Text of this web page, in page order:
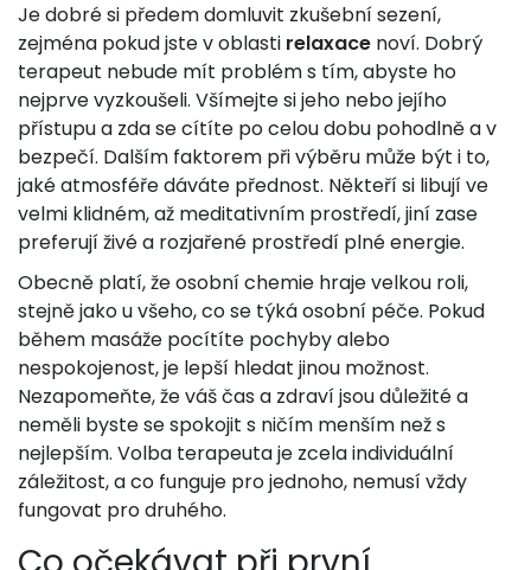
Je dobré si předem domluvit zkušební sezení,
zejména pokud jste v oblasti relaxace noví. Dobrý
terapeut nebude mít problém s tím, abyste ho
nejprve vyzkoušeli. Všímejte si jeho nebo jejího
přístupu a zda se cítíte po celou dobu pohodlně a v
bezpečí. Dalším faktorem při výběru může být i to,
jaké atmosféře dáváte přednost. Někteří si libují ve
velmi klidném, až meditativním prostředí, jiní zase
preferují živé a rozjařené prostředí plné energie.
Obecně platí, že osobní chemie hraje velkou roli,
stejně jako u všeho, co se týká osobní péče. Pokud
během masáže pocítíte pochyby alebo
nespokojenost, je lepší hledat jinou možnost.
Nezapomeňte, že váš čas a zdraví jsou důležité a
neměli byste se spokojit s ničím menším než s
nejlepším. Volba terapeuta je zcela individuální
záležitost, a co funguje pro jednoho, nemusí vždy
fungovat pro druhého.